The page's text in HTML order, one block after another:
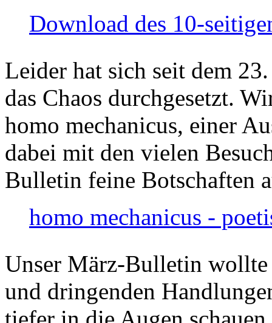
Download des 10-
Leider hat sich seit dem
das Chaos durchgesetzt.
homo mechanicus, einer
dabei mit den vielen
Bulletin feine Botschaften
homo mechanicus -
Unser März-Bulletin
und dringenden